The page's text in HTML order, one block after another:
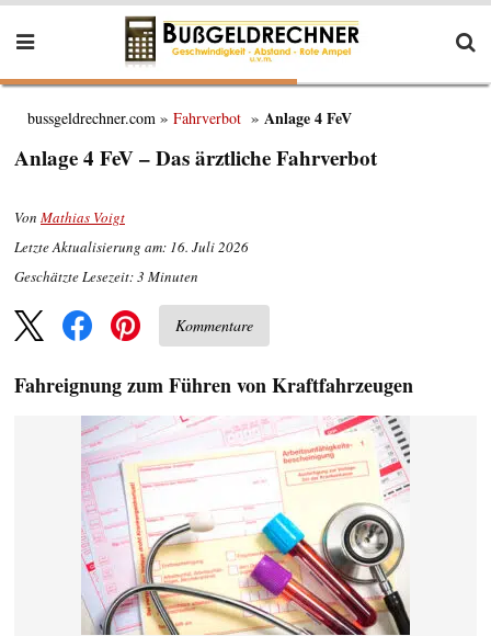
bussgeldrechner.com Fahrverbot Anlage 4 FeV
Anlage 4 FeV – Das ärztliche Fahrverbot
Von Mathias Voigt
Letzte Aktualisierung am: 16. Juli 2026
Geschätzte Lesezeit:3 Minuten
Kommentare
Fahreignung zum Führen von Kraftfahrzeugen